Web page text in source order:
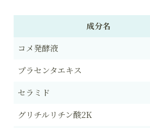
成分名
コメ発酵液
プラセンタエキス
セラミド
グリチルリチン酸2K